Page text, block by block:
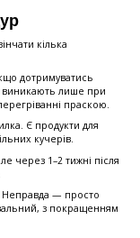
кілька
дотримуватись
виникають лише при
праскою.
Є продукти для
кучерів.
через 1–2 тижні після
Неправда — просто
з покращенням